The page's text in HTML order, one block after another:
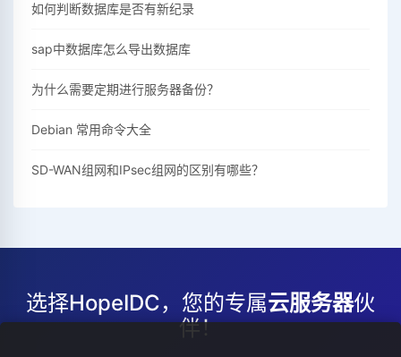
如何判断数据库是否有新纪录
sap中数据库怎么导出数据库
为什么需要定期进行服务器备份？
Debian 常用命令大全
SD-WAN组网和IPsec组网的区别有哪些？
选择HopeIDC，您的专属云服务器伙
伴！